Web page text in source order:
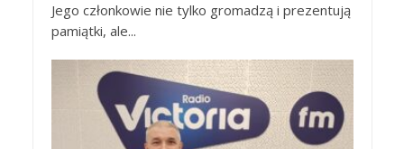
Jego członkowie nie tylko gromadzą i prezentują
pamiątki, ale...